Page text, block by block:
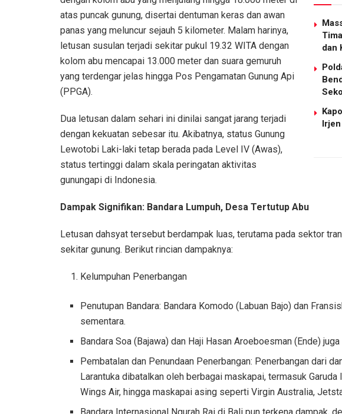
dan
atas puncak gunung, disertai dentuman keras dan awan
panas yang meluncur sejauh 5 kilometer. Malam harinya,
letusan susulan terjadi sekitar pukul 19.32 WITA dengan
kolom abu mencapai 13.000 meter dan suara gemuruh
yang terdengar jelas hingga Pos Pengamatan Gunung Api
(PPGA).
Dua letusan dalam sehari ini dinilai sangat jarang terjadi
dengan kekuatan sebesar itu. Akibatnya, status Gunung
Lewotobi Laki-laki tetap berada pada Level IV (Awas),
status tertinggi dalam skala peringatan aktivitas
gunungapi di Indonesia.
Dampak Signifikan: Bandara Lumpuh, Desa Tertutup Abu
Letusan dahsyat tersebut berdampak luas, terutama pada sektor
sekitar gunung. Berikut rincian dampaknya:
Kelumpuhan Penerbangan
Penutupan Bandara: Bandara Komodo (Labuan Bajo) dan
sementara.
Bandara Soa (Bajawa) dan Haji Hasan Aroeboesman (Ende)
Pembatalan dan Penundaan Penerbangan: Penerbangan dari
Larantuka dibatalkan oleh berbagai maskapai, termasuk
Wings Air, hingga maskapai asing seperti Virgin Australia,